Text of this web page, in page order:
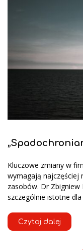
Kluczowe zmiany w
wymagają najczęściej
zasobów. Dr
szczególnie istotne
Czytaj dalej